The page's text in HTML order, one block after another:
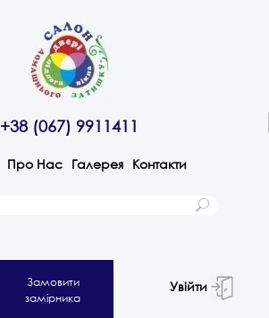
+38 (067) 9911411
Про Нас Галерея Контакти
Замовити
замірника
Увійти